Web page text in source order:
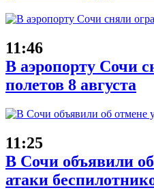
11:46
В аэропорту Сочи
полетов 8 августа
11:25
В Сочи объявили
атаки